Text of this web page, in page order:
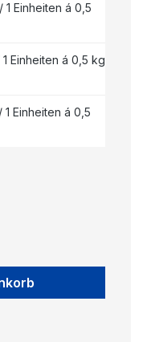
1 Einheiten á 0,5
Einheiten á 0,5 kg
Einheiten á 0,5
Wert